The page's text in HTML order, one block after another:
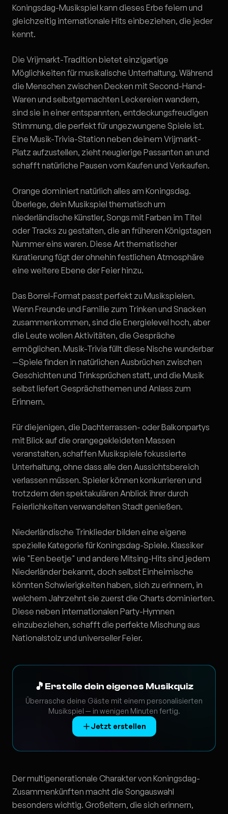
Koningsdag-Musikspiel kann dieses Erbe feiern und
gleichzeitig internationale Hits einbeziehen, die jeder
kennt.
Die Vrijmarkt-Tradition bietet einzigartige
Möglichkeiten für musikalische Unterhaltung. Während
die Menschen zwischen Decken mit Second-Hand-
Waren und selbstgemachten Leckereien wandern,
sind sie in einer entspannten, entdeckungsfreudigen
Stimmung, die perfekt für ungezwungene Spiele ist.
Eine Musik-Trivia-Station neben deinem Vrijmarkt-
Platz aufzustellen, zieht neugierige Passanten an und
schafft natürliche Pausen vom Kaufen und Verkaufen.
Orange dominiert natürlich alles am Koningsdag.
Überlege, dein Musikspiel thematisch um
niederländische Künstler, Songs mit Farben im Titel
oder Tracks zu gestalten, die an früheren Königstagen
Nummer eins waren. Diese Art thematischer
Kuratierung fügt der ohnehin festlichen Atmosphäre
eine weitere Ebene der Feier hinzu.
Das Borrel-Format passt perfekt zu Musikspielen.
Wenn Freunde und Familie zum Trinken und Snacken
zusammenkommen, sind die Energielevel hoch, aber
die Leute wollen Aktivitäten, die Gespräche
ermöglichen. Musik-Trivia füllt diese Nische wunderbar
—Spiele finden in natürlichen Ausbrüchen zwischen
Geschichten und Trinksprüchen statt, und die Musik
selbst liefert Gesprächsthemen und Anlass zum
Erinnern.
Für diejenigen, die Dachterrassen- oder Balkonpartys
mit Blick auf die orangegekleideten Massen
veranstalten, schaffen Musikspiele fokussierte
Unterhaltung, ohne dass alle den Aussichtsbereich
verlassen müssen. Spieler können konkurrieren und
trotzdem den spektakulären Anblick ihrer durch
Feierlichkeiten verwandelten Stadt genießen.
Niederländische Trinklieder bilden eine eigene
spezielle Kategorie für Koningsdag-Spiele. Klassiker
wie "Een beetje" und andere Mitsing-Hits sind jedem
Niederländer bekannt, doch selbst Einheimische
könnten Schwierigkeiten haben, sich zu erinnern, in
welchem Jahrzehnt sie zuerst die Charts dominierten.
Diese neben internationalen Party-Hymnen
einzubeziehen, schafft die perfekte Mischung aus
Nationalstolz und universeller Feier.
🎵 Erstelle dein eigenes Musikquiz
Überrasche deine Gäste mit einem personalisierten
Musikspiel — in wenigen Minuten fertig.
Jetzt erstellen
Der multigenerationale Charakter von Koningsdag-
Zusammenkünften macht die Songauswahl
besonders wichtig. Großeltern, die sich erinnern,